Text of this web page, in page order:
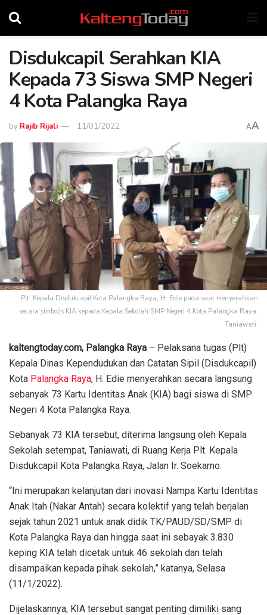
Disdukcapil Serahkan KIA
Kepada 73 Siswa SMP Negeri
4 Kota Palangka Raya
by Rajib Rijali 11/01/2022 AA
Plt. Kepala Disdukcapil Kota Palangka Raya, H. Edie pada saat menyerahkan
secara simbolis KIA kepada Kepala Sekolah SMP Negeri 4 Kota Palangka Raya,
Taniawati.
kaltengtoday.com, Palangka Raya – Pelaksana tugas (Plt)
Kepala Dinas Kependudukan dan Catatan Sipil (Disdukcapil)
Kota Palangka Raya, H. Edie menyerahkan secara langsung
sebanyak 73 Kartu Identitas Anak (KIA) bagi siswa di SMP
Negeri 4 Kota Palangka Raya.
Sebanyak 73 KIA tersebut, diterima langsung oleh Kepala
Sekolah setempat, Taniawati, di Ruang Kerja Plt. Kepala
Disdukcapil Kota Palangka Raya, Jalan Ir. Soekarno.
“Ini merupakan kelanjutan dari inovasi Nampa Kartu Identitas
Anak Itah (Nakar Antah) secara kolektif yang telah berjalan
sejak tahun 2021 untuk anak didik TK/PAUD/SD/SMP di
Kota Palangka Raya dan hingga saat ini sebayak 3.830
keping KIA telah dicetak untuk 46 sekolah dan telah
disampaikan kepada pihak sekolah,” katanya, Selasa
(11/1/2022).
Dijelaskannya, KIA tersebut sangat penting dimiliki sang